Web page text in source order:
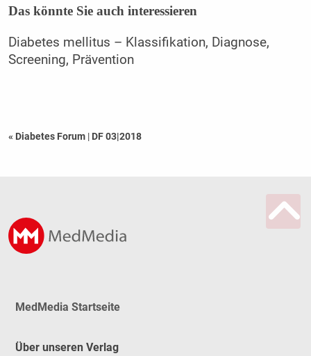
Das könnte Sie auch interessieren
Diabetes mellitus – Klassifikation, Diagnose,
Screening, Prävention
« Diabetes Forum | DF 03|2018
MedMedia Startseite
Über unseren Verlag